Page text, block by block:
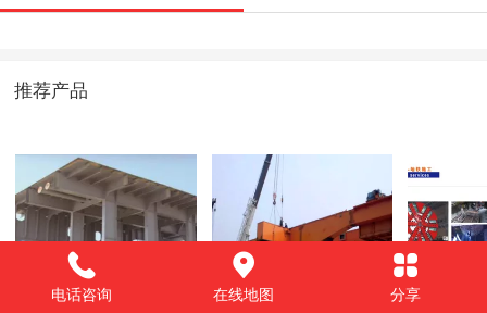
推荐产品
冶金、船舶、矿山
公路拆解、运输、
盾构设
电话咨询 在线地图 分享